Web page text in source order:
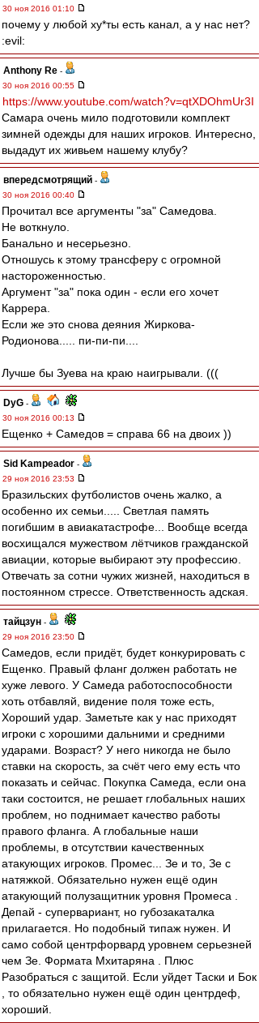
30 ноя 2016 01:10
почему у любой ху*ты есть канал, а у нас нет?
:evil:
Anthony Re -
30 ноя 2016 00:55
https://www.youtube.com/watch?v=qtXDOhmUr3I
Самара очень мило подготовили комплект
зимней одежды для наших игроков. Интересно,
выдадут их живьем нашему клубу?
впередсмотрящий -
30 ноя 2016 00:40
Прочитал все аргументы "за" Самедова.
Не воткнуло.
Банально и несерьезно.
Отношусь к этому трансферу с огромной
настороженностью.
Аргумент "за" пока один - если его хочет
Каррера.
Если же это снова деяния Жиркова-
Родионова..... пи-пи-пи....
Лучше бы Зуева на краю наигрывали. (((
DyG -
30 ноя 2016 00:13
Ещенко + Самедов = справа 66 на двоих ))
Sid Kampeador -
29 ноя 2016 23:53
Бразильских футболистов очень жалко, а
особенно их семьи..... Светлая память
погибшим в авиакатастрофе... Вообще всегда
восхищался мужеством лётчиков гражданской
авиации, которые выбирают эту профессию.
Отвечать за сотни чужих жизней, находиться в
постоянном стрессе. Ответственность адская.
тайцзун -
29 ноя 2016 23:50
Самедов, если придёт, будет конкурировать с
Ещенко. Правый фланг должен работать не
хуже левого. У Самеда работоспособности
хоть отбавляй, видение поля тоже есть,
Хороший удар. Заметьте как у нас приходят
игроки с хорошими дальними и средними
ударами. Возраст? У него никогда не было
ставки на скорость, за счёт чего ему есть что
показать и сейчас. Покупка Самеда, если она
таки состоится, не решает глобальных наших
проблем, но поднимает качество работы
правого фланга. А глобальные наши
проблемы, в отсутствии качественных
атакующих игроков. Промес... Зе и то, Зе с
натяжкой. Обязательно нужен ещё один
атакующий полузащитник уровня Промеса .
Депай - супервариант, но губозакаталка
прилагается. Но подобный типаж нужен. И
само собой центрфорвард уровнем серьезней
чем Зе. Формата Мхитаряна . Плюс
Разобраться с защитой. Если уйдет Таски и Бок
, то обязательно нужен ещё один центрдеф,
хороший.